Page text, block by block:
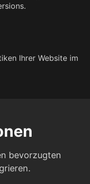
Ihrer Website im
bevorzugten